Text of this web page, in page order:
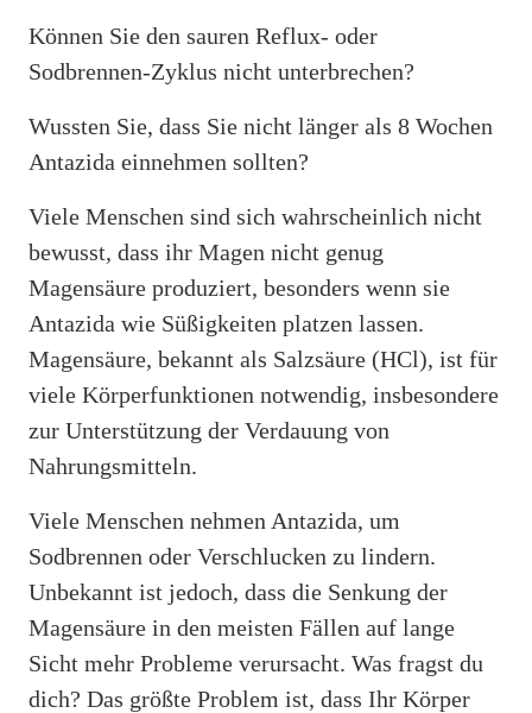
Können Sie den sauren Reflux- oder
Sodbrennen-Zyklus nicht unterbrechen?
Wussten Sie, dass Sie nicht länger als 8 Wochen
Antazida einnehmen sollten?
Viele Menschen sind sich wahrscheinlich nicht
bewusst, dass ihr Magen nicht genug
Magensäure produziert, besonders wenn sie
Antazida wie Süßigkeiten platzen lassen.
Magensäure, bekannt als Salzsäure (HCl), ist für
viele Körperfunktionen notwendig, insbesondere
zur Unterstützung der Verdauung von
Nahrungsmitteln.
Viele Menschen nehmen Antazida, um
Sodbrennen oder Verschlucken zu lindern.
Unbekannt ist jedoch, dass die Senkung der
Magensäure in den meisten Fällen auf lange
Sicht mehr Probleme verursacht. Was fragst du
dich? Das größte Problem ist, dass Ihr Körper